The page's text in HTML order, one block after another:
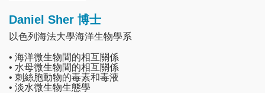
Daniel Sher 博士
以色列海法大學海洋生物學系
• 海洋微生物間的相互關係
• 水母微生物間的相互關係
• 刺絲胞動物的毒素和毒液
• 淡水微生物生態學